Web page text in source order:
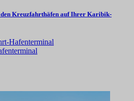
Kreuzfahrthäfen auf Ihrer Karibik-
Hafenterminal